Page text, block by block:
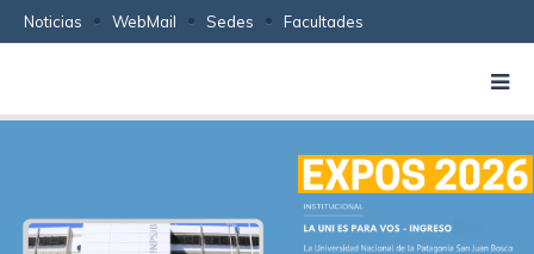
Noticias WebMail Sedes Facultades